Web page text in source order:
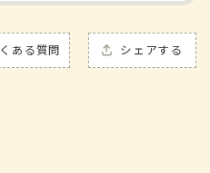
ある質問 シェアする